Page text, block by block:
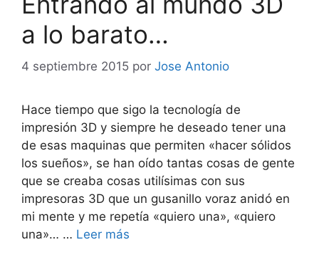
a lo barato…
4 septiembre 2015 por Jose Antonio
Hace tiempo que sigo la tecnología de
impresión 3D y siempre he deseado tener una
de esas maquinas que permiten «hacer sólidos
los sueños», se han oído tantas cosas de gente
que se creaba cosas utilísimas con sus
impresoras 3D que un gusanillo voraz anidó en
mi mente y me repetía «quiero una», «quiero
una»… … Leer más